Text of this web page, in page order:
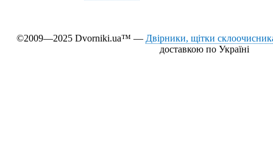
©2009—2025 Dvorniki.ua™ — Двірники, щітки
доставкою по Україні